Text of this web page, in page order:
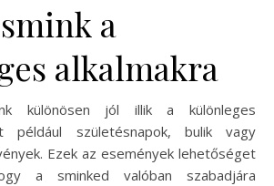
a
alkalmakra
különösen jól illik a különleges
például születésnapok, bulik vagy
Ezek az események lehetőséget
a sminked valóban szabadjára